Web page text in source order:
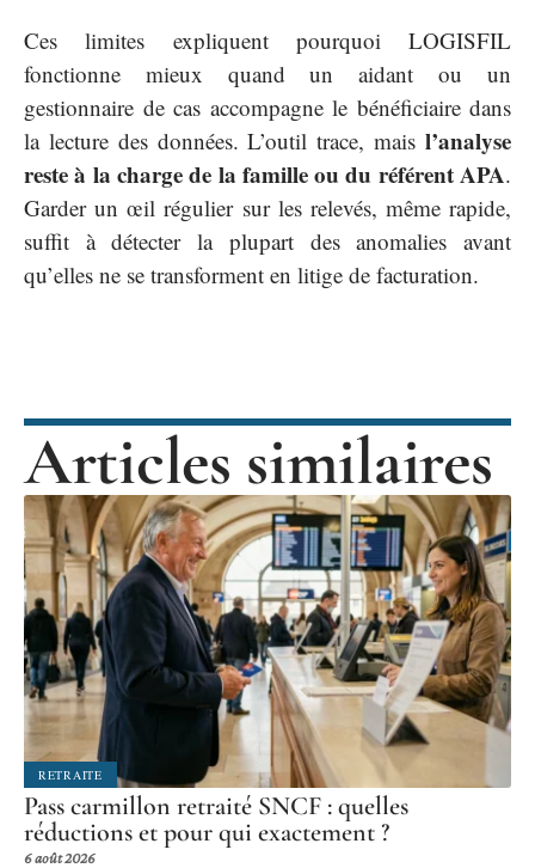
Ces limites expliquent pourquoi LOGISFIL
fonctionne mieux quand un aidant ou un
gestionnaire de cas accompagne le bénéficiaire dans
la lecture des données. L’outil trace, mais l’analyse
reste à la charge de la famille ou du référent APA.
Garder un œil régulier sur les relevés, même rapide,
suffit à détecter la plupart des anomalies avant
qu’elles ne se transforment en litige de facturation.
Articles similaires
RETRAITE
Pass carmillon retraité SNCF : quelles
réductions et pour qui exactement ?
6 août 2026